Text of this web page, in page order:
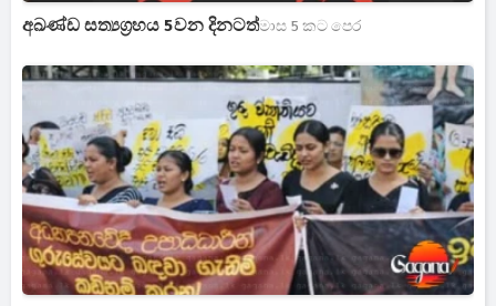
අඛණ්ඩ සත්‍යග්‍රහය 5වන දිනටත්මාස 5 කට පෙර